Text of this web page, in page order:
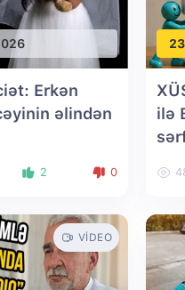
Erkən
əlindən
2 0
ilə
VIDEO